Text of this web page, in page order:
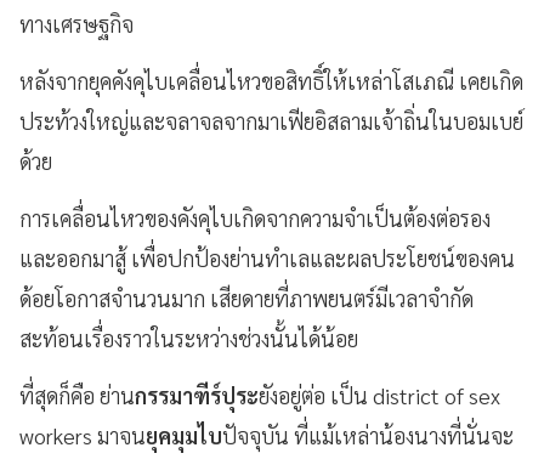
ทางเศรษฐกิจ
หลังจากยุคคังคุไบเคลื่อนไหวขอสิทธิ์ให้เหล่าโสเภณี เคยเกิด
ประท้วงใหญ่และจลาจลจากมาเฟียอิสลามเจ้าถิ่นในบอมเบย์
ด้วย
การเคลื่อนไหวของคังคุไบเกิดจากความจำเป็นต้องต่อรอง
และออกมาสู้ เพื่อปกป้องย่านทำเลและผลประโยชน์ของคน
ด้อยโอกาสจำนวนมาก เสียดายที่ภาพยนตร์มีเวลาจำกัด
สะท้อนเรื่องราวในระหว่างช่วงนั้นได้น้อย
ที่สุดก็คือ ย่านกรรมาฑีร์ปุระยังอยู่ต่อ เป็น district of sex
workers มาจนยุคมุมไบปัจจุบัน ที่แม้เหล่าน้องนางที่นั่นจะ